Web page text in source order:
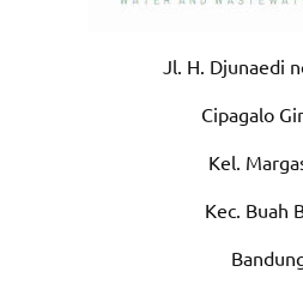
Jl. H. Djunaedi
Cipagalo
Kel.
Kec. Buah